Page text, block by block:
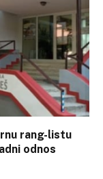
rang-listu
odnos